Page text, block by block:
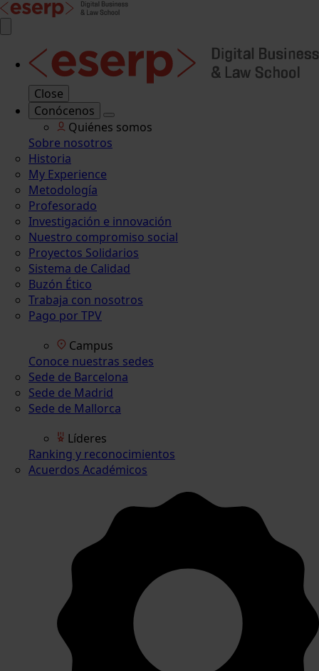
Close
Conócenos
Quiénes somos
Sobre nosotros
Historia
My Experience
Metodología
Profesorado
Investigación e innovación
Nuestro compromiso social
Proyectos Solidarios
Sistema de Calidad
Buzón Ético
Trabaja con nosotros
Pago por TPV
Campus
Conoce nuestras sedes
Sede de Barcelona
Sede de Madrid
Sede de Mallorca
Líderes
Ranking y reconocimientos
Acuerdos Académicos